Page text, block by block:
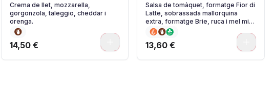
Crema de llet, mozzarella,
gorgonzola, taleggio, cheddar i
orenga.
14,50 €
Salsa de tomàquet, formatge Fior di
Latte, sobrassada mallorquina
extra, formatge Brie, ruca i mel mil
flors.
13,60 €